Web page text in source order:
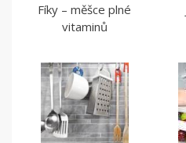
Fíky – měšce plné
vitaminů